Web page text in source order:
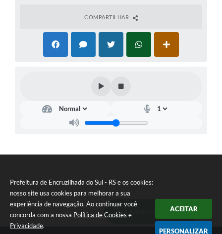
Prefeitura de Encruzilhada do Sul - RS e os cookies:
nosso site usa cookies para melhorar a sua
experiência de navegação. Ao continuar você
concorda com a nossa Política de Cookies e
Privacidade.
ACEITAR
PERSONALIZAR
COMPARTILHAR
Ouvidoria Municipal